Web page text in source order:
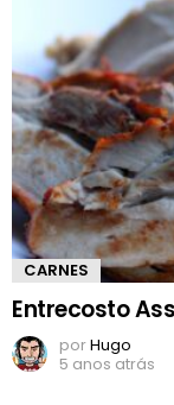
CARNES
Entrecosto
porHugo
5 anos atrás